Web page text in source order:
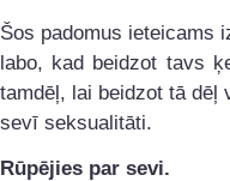
Šos padomus ieteicams
labo, kad beidzot tavs
tamdēļ, lai beidzot tā
sevī seksualitāti.
Rūpējies par sevi.